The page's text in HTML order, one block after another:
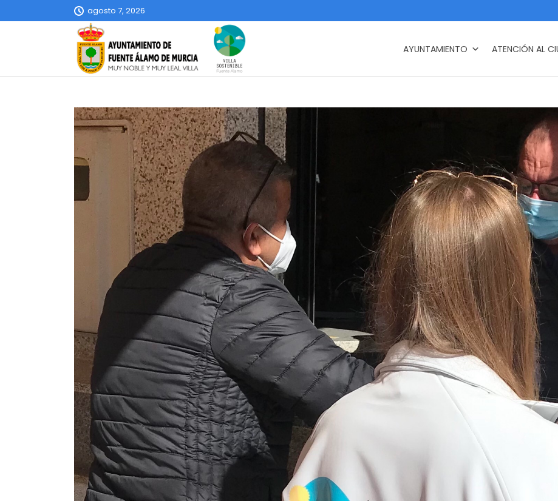
agosto 7, 2026
AYUNTAMIENTO ATENCIÓN AL